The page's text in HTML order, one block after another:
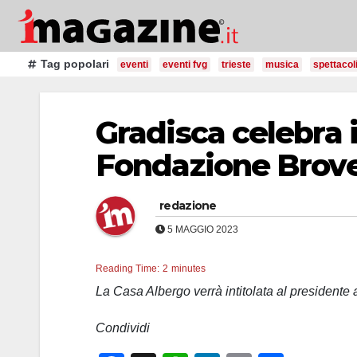
Salta
contenutoTag popolari eventi eventi fvg trieste musica spettacoli
Gradisca celebra
Fondazione
redazione
5 MAGGIO 2023
Reading Time: 2 minutes
La Casa Albergo verrà intitolata al
Condividi